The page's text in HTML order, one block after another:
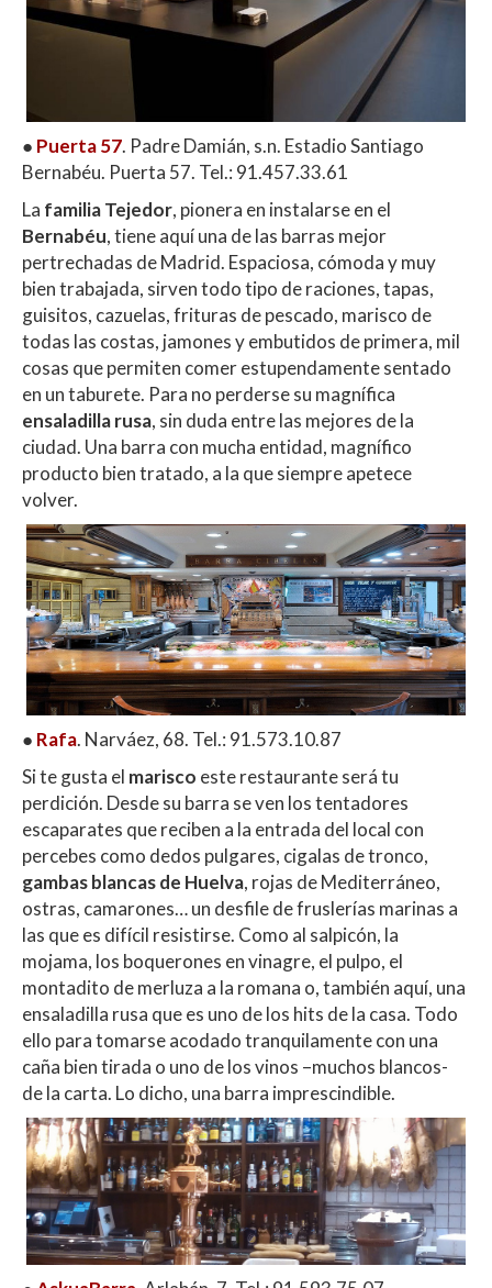
● Puerta 57. Padre Damián, s.n. Estadio Santiago
Bernabéu. Puerta 57. Tel.: 91.457.33.61
La familia Tejedor, pionera en instalarse en el
Bernabéu, tiene aquí una de las barras mejor
pertrechadas de Madrid. Espaciosa, cómoda y muy
bien trabajada, sirven todo tipo de raciones, tapas,
guisitos, cazuelas, frituras de pescado, marisco de
todas las costas, jamones y embutidos de primera, mil
cosas que permiten comer estupendamente sentado
en un taburete. Para no perderse su magnífica
ensaladilla rusa, sin duda entre las mejores de la
ciudad. Una barra con mucha entidad, magnífico
producto bien tratado, a la que siempre apetece
volver.
● Rafa. Narváez, 68. Tel.: 91.573.10.87
Si te gusta el marisco este restaurante será tu
perdición. Desde su barra se ven los tentadores
escaparates que reciben a la entrada del local con
percebes como dedos pulgares, cigalas de tronco,
gambas blancas de Huelva, rojas de Mediterráneo,
ostras, camarones… un desfile de fruslerías marinas a
las que es difícil resistirse. Como al salpicón, la
mojama, los boquerones en vinagre, el pulpo, el
montadito de merluza a la romana o, también aquí, una
ensaladilla rusa que es uno de los hits de la casa. Todo
ello para tomarse acodado tranquilamente con una
caña bien tirada o uno de los vinos –muchos blancos-
de la carta. Lo dicho, una barra imprescindible.